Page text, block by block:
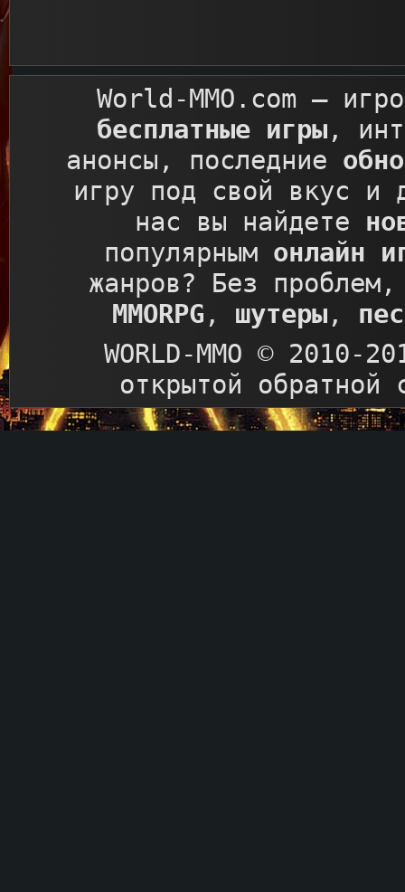
World-MMO.com –
бесплатные игры,
анонсы, последние
игру под свой вкус и
нас вы найдете
популярным онлайн
жанров? Без
MMORPG , шутеры,
WORLD-MMO © 2010-
открытой